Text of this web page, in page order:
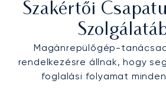
Szakértői
Magánrepülőgép-
rendelkezésre állnak, hogy
foglalási folyamat